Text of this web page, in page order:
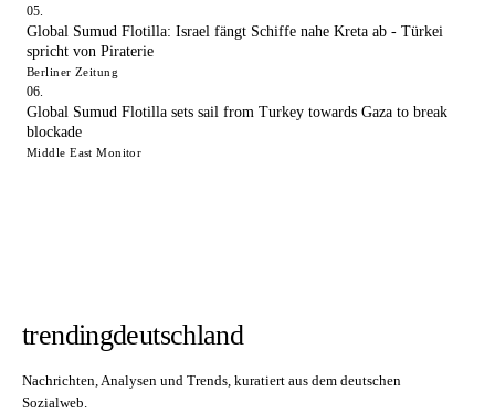
Global Sumud Flotilla: Israel fängt Schiffe nahe Kreta ab - Türkei
spricht von Piraterie
Berliner Zeitung
Global Sumud Flotilla sets sail from Turkey towards Gaza to break
blockade
Middle East Monitor
trendingdeutschland
Nachrichten, Analysen und Trends, kuratiert aus dem deutschen
Sozialweb.